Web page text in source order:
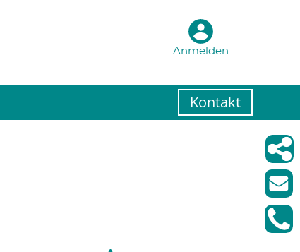
Anmelden
Kontakt